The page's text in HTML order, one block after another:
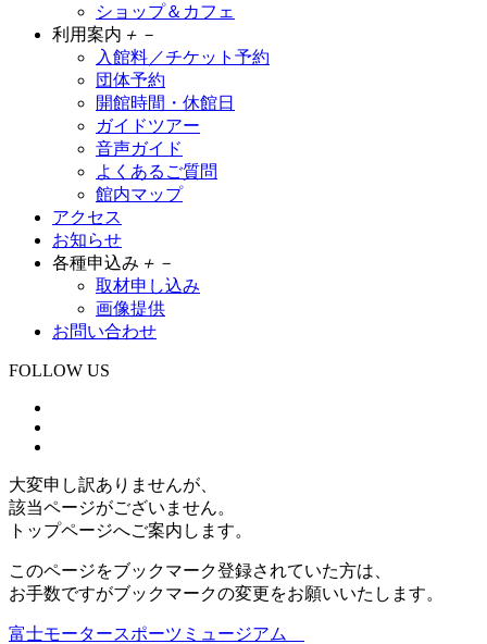
ショップ＆カフェ
利用案内 ＋ －
入館料／チケット予約
団体予約
開館時間・休館日
ガイドツアー
音声ガイド
よくあるご質問
館内マップ
アクセス
お知らせ
各種申込み ＋ －
取材申し込み
画像提供
お問い合わせ
FOLLOW US
大変申し訳ありませんが、
該当ページがございません。
トップページへご案内します。
このページをブックマーク登録されていた方は、
お手数ですがブックマークの変更をお願いいたします。
富士モータースポーツミュージアム